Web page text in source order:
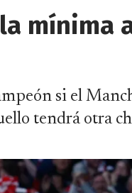
mínima
si el
tendrá otra